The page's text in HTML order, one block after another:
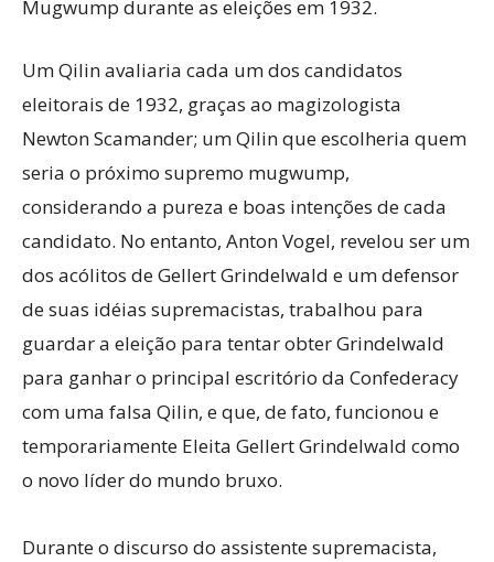
Mugwump durante as eleições em 1932.
Um Qilin avaliaria cada um dos candidatos
eleitorais de 1932, graças ao magizologista
Newton Scamander; um Qilin que escolheria quem
seria o próximo supremo mugwump,
considerando a pureza e boas intenções de cada
candidato. No entanto, Anton Vogel, revelou ser um
dos acólitos de Gellert Grindelwald e um defensor
de suas idéias supremacistas, trabalhou para
guardar a eleição para tentar obter Grindelwald
para ganhar o principal escritório da Confederacy
com uma falsa Qilin, e que, de fato, funcionou e
temporariamente Eleita Gellert Grindelwald como
o novo líder do mundo bruxo.
Durante o discurso do assistente supremacista,